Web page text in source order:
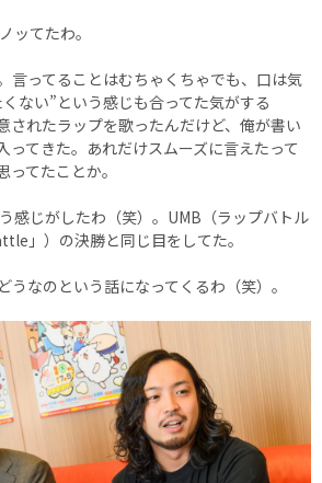
ッてたわ。
言ってることはむちゃくちゃでも、口は気
ない”という感じも合ってた気がする
されたラップを歌ったんだけど、俺が書い
ってきた。あれだけスムーズに言えたって
てたことか。
感じがしたわ（笑）。UMB（ラップバトル
」）の決勝と同じ目をしてた。
うなのという話になってくるわ（笑）。